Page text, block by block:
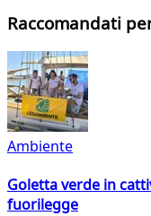
Raccomandati
Ambiente
Goletta verde in
fuorilegge